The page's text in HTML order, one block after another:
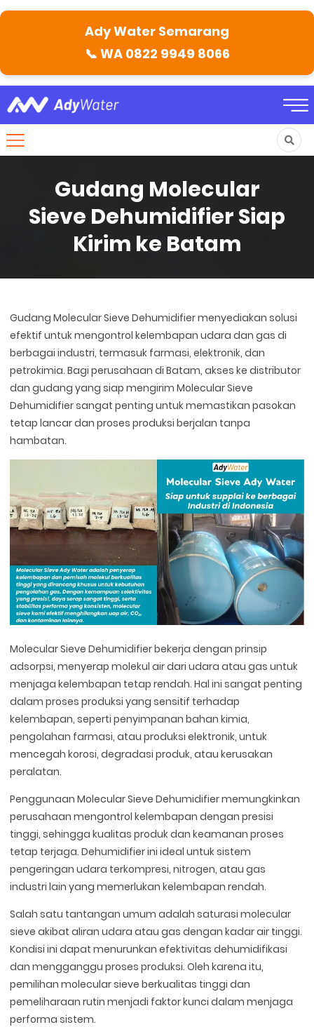
Ady Water Semarang
📞 WA 0822 9949 8066
Gudang Molecular
Sieve Dehumidifier Siap
Kirim ke Batam
Gudang Molecular Sieve Dehumidifier menyediakan solusi
efektif untuk mengontrol kelembapan udara dan gas di
berbagai industri, termasuk farmasi, elektronik, dan
petrokimia. Bagi perusahaan di Batam, akses ke distributor
dan gudang yang siap mengirim Molecular Sieve
Dehumidifier sangat penting untuk memastikan pasokan
tetap lancar dan proses produksi berjalan tanpa
hambatan.
Molecular Sieve Dehumidifier bekerja dengan prinsip
adsorpsi, menyerap molekul air dari udara atau gas untuk
menjaga kelembapan tetap rendah. Hal ini sangat penting
dalam proses produksi yang sensitif terhadap
kelembapan, seperti penyimpanan bahan kimia,
pengolahan farmasi, atau produksi elektronik, untuk
mencegah korosi, degradasi produk, atau kerusakan
peralatan.
Penggunaan Molecular Sieve Dehumidifier memungkinkan
perusahaan mengontrol kelembapan dengan presisi
tinggi, sehingga kualitas produk dan keamanan proses
tetap terjaga. Dehumidifier ini ideal untuk sistem
pengeringan udara terkompresi, nitrogen, atau gas
industri lain yang memerlukan kelembapan rendah.
Salah satu tantangan umum adalah saturasi molecular
sieve akibat aliran udara atau gas dengan kadar air tinggi.
Kondisi ini dapat menurunkan efektivitas dehumidifikasi
dan mengganggu proses produksi. Oleh karena itu,
pemilihan molecular sieve berkualitas tinggi dan
pemeliharaan rutin menjadi faktor kunci dalam menjaga
performa sistem.